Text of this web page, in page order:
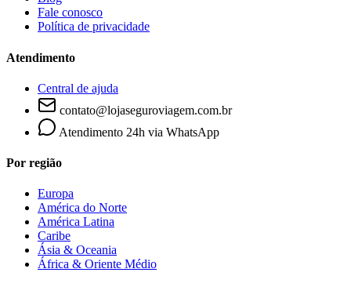
Fale conosco
Política de privacidade
Atendimento
Central de ajuda
contato@lojaseguroviagem.com.br
Atendimento 24h via WhatsApp
Por região
Europa
América do Norte
América Latina
Caribe
Ásia & Oceania
África & Oriente Médio